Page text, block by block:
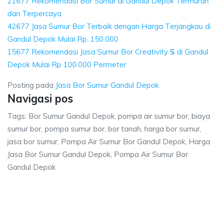
dan Terpercaya
42677 Jasa Sumur Bor Terbaik dengan Harga Terjangkau di
Gandul Depok Mulai Rp. 150.000
15677 Rekomendasi Jasa Sumur Bor Creativity S di Gandul
Depok Mulai Rp 100.000 Permeter
Posting pada Jasa Bor Sumur Gandul Depok
Navigasi pos
Tags: Bor Sumur Gandul Depok, pompa air sumur bor, biaya
sumur bor, pompa sumur bor, bor tanah, harga bor sumur,
jasa bor sumur, Pompa Air Sumur Bor Gandul Depok, Harga
Jasa Bor Sumur Gandul Depok, Pompa Air Sumur Bor
Gandul Depok